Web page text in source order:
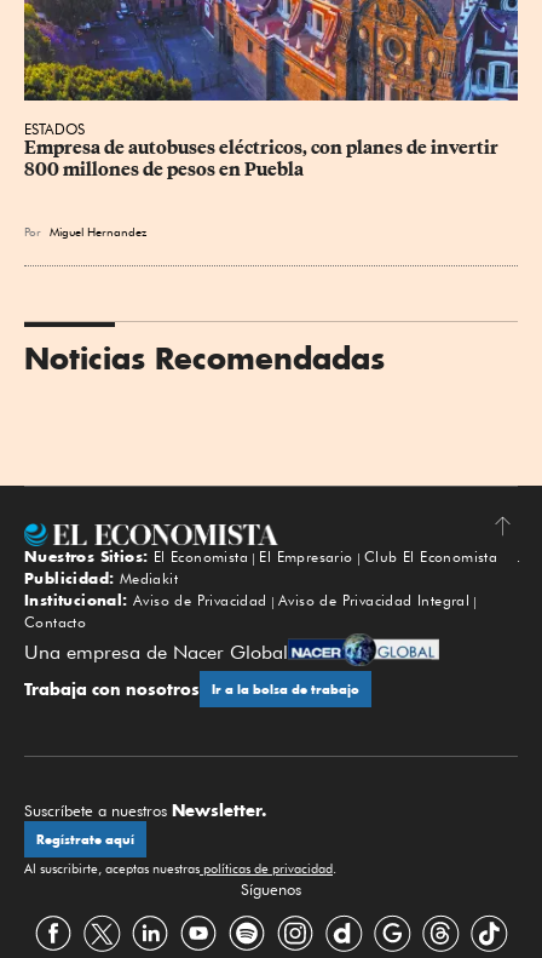
ESTADOS
Empresa de autobuses eléctricos, con planes de invertir
800 millones de pesos en Puebla
Por Miguel Hernandez
Noticias Recomendadas
Subir
Nuestros Sitios: El Economista El Empresario
Club El Economista
Publicidad: Mediakit
Institucional: Aviso de Privacidad
Aviso de Privacidad Integral
Contacto
Una empresa de Nacer Global
Trabaja con nosotros Ir a la bolsa de trabajo
Suscríbete a nuestros Newsletter.
Regístrate aquí
Al suscribirte, aceptas nuestras políticas de privacidad.
Síguenos